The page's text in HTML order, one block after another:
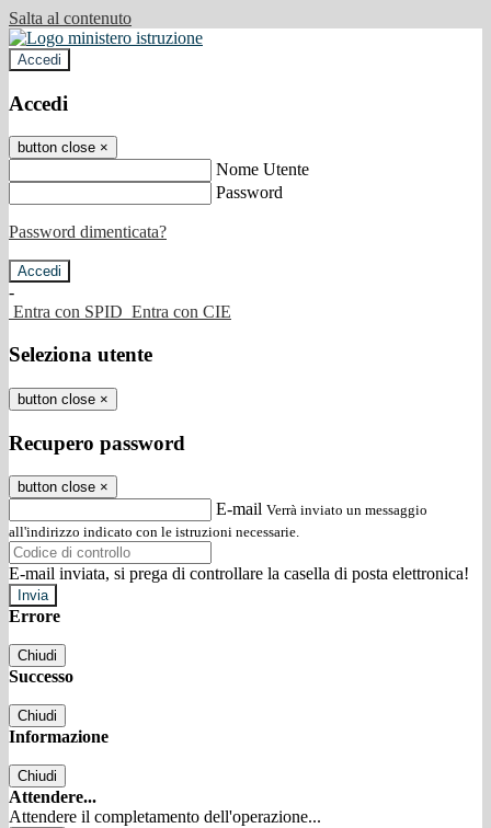
Salta al contenuto
Accedi
Accedi
button close ×
Nome Utente
Password
Password dimenticata?
-
Entra con SPID Entra con CIE
Seleziona utente
button close ×
Recupero password
button close ×
E-mail Verrà inviato un messaggio
all'indirizzo indicato con le istruzioni necessarie.
E-mail inviata, si prega di controllare la casella di posta elettronica!
Errore
Chiudi
Successo
Chiudi
Informazione
Chiudi
Attendere...
Attendere il completamento dell'operazione...